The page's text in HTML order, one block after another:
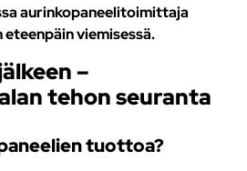
aurinkopaneelitoimittaja
viemisessä.
–
tehon seuranta
tuottoa?